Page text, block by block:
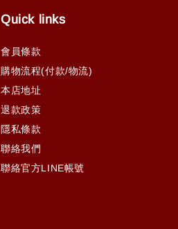
Quick links
會員條款
購物流程(付款/物流)
本店地址
退款政策
隱私條款
聯絡我們
聯絡官方LINE帳號